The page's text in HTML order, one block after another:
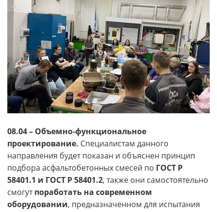
08.04 – Объемно-функциональное
проектирование. Специалистам данного
направления будет показан и объяснен принцип
подбора асфальтобетонных смесей по ГОСТ Р
58401.1 и ГОСТ Р 58401.2, также они самостоятельно
смогутпоработать на современном
оборудовании, предназначенном для испытания